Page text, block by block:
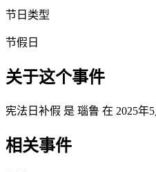
节日类型
节假日
关于这个事件
宪法日补假 是 瑙鲁 在 2025年
相关事件